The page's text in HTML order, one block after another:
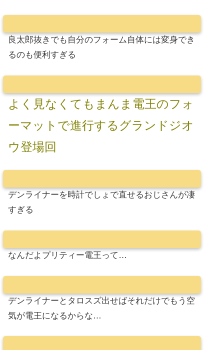
良太郎抜きでも自分のフォーム自体には変身でき
るのも便利すぎる
よく見なくてもまんま電王のフォ
ーマットで進行するグランドジオ
ウ登場回
デンライナーを時計でしょで直せるおじさんが凄
すぎる
なんだよプリティー電王って…
デンライナーとタロスズ出せばそれだけでもう空
気が電王になるからな…